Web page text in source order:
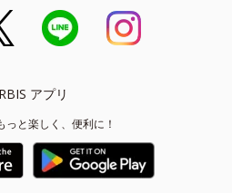
アプリ
っと楽しく、便利に！